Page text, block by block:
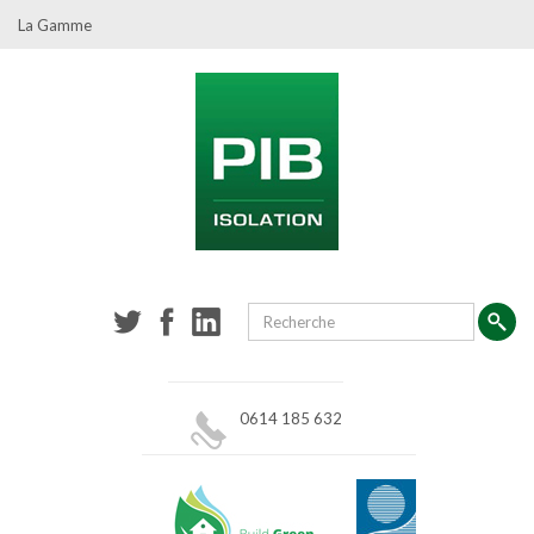
La Gamme
0614 185 632